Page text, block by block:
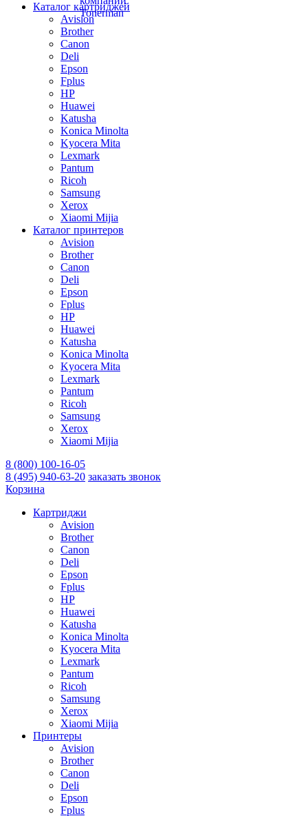
Каталог картриджей
Avision
Brother
Canon
Deli
Epson
Fplus
HP
Huawei
Katusha
Konica Minolta
Kyocera Mita
Lexmark
Pantum
Ricoh
Samsung
Xerox
Xiaomi Mijia
Каталог принтеров
Avision
Brother
Canon
Deli
Epson
Fplus
HP
Huawei
Katusha
Konica Minolta
Kyocera Mita
Lexmark
Pantum
Ricoh
Samsung
Xerox
Xiaomi Mijia
8 (800) 100-16-05
8 (495) 940-63-20 заказать звонок
Корзина
Картриджи
Avision
Brother
Canon
Deli
Epson
Fplus
HP
Huawei
Katusha
Konica Minolta
Kyocera Mita
Lexmark
Pantum
Ricoh
Samsung
Xerox
Xiaomi Mijia
Принтеры
Avision
Brother
Canon
Deli
Epson
Fplus